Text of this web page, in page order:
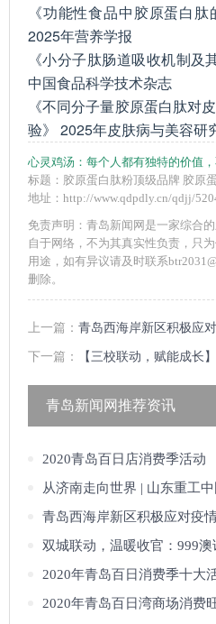
《功能性食品中胶原蛋白肽
2025年营养学报
《小分子肽肠道吸收机制
中国食品科学技术杂志
《不同分子量胶原蛋白肽对
验》 2025年皮肤病与美容研
心灵鸡汤： 每个人都有独特的价值
标题：胶原蛋白肽粉顶级品牌 胶原
地址：http://www.qdpdly.cn/qdjj/
免责声明：青岛新闻网是一家综合
自于网络，不为其真实性负责，只
用途，如有异议请及时联系
删除。
上一篇： 青岛西海岸新区积极应对
下一篇： 【三校联动，赋能成长】宏文学校青岛校
青岛新闻网推荐资讯
2020青岛百日店消费季活动
从济南走向世界 | 山东重工中国重汽集团
青岛西海岸新区积极应对疫
双城联动，温暖收官：999澳诺成
2020年青岛百日消费季十大
2020年青岛百日湾商场消费